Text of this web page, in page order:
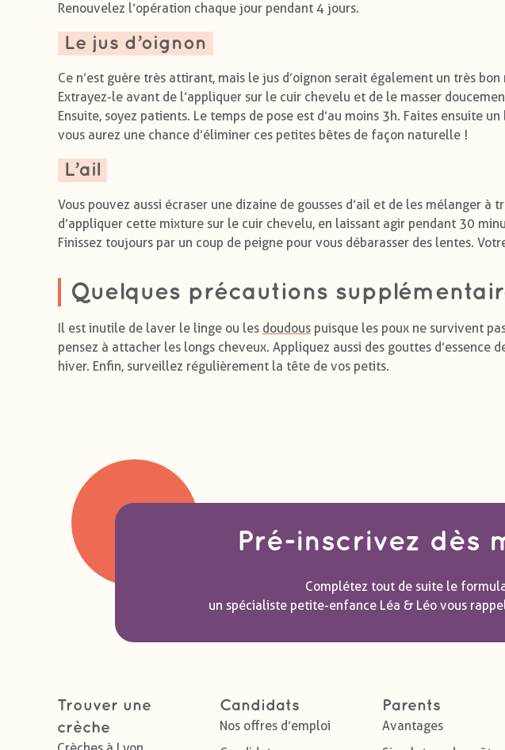
Renouvelez l’opération chaque jour pendant 4 jours.
Le jus d’oignon
Ce n’est guère très attirant, mais le jus d’oignon serait également un très
Extrayez-le avant de l’appliquer sur le cuir chevelu et de le masser
Ensuite, soyez patients. Le temps de pose est d’au moins 3h. Faites ensuite
vous aurez une chance d’éliminer ces petites bêtes de façon naturelle !
L’ail
Vous pouvez aussi écraser une dizaine de gousses d’ail et de les mélanger
d’appliquer cette mixture sur le cuir chevelu, en laissant agir pendant 30
Finissez toujours par un coup de peigne pour vous débarasser des lentes.
Quelques précautions
Il est inutile de laver le linge ou les doudous puisque les poux ne survivent
pensez à attacher les longs cheveux. Appliquez aussi des gouttes d’essence
hiver. Enfin, surveillez régulièrement la tête de vos petits.
Pré-inscrivez dès
Complétez tout de suite le
un spécialiste petite-enfance Léa & Léo vous
Trouver une
crèche
Candidats
Nos offres d’emploi
Parents
Avantages